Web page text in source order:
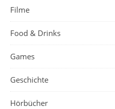
Filme
Food & Drinks
Games
Geschichte
Hörbücher